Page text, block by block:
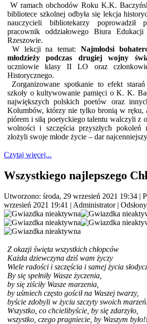
W ramach obchodów Roku K.K.
bibliotece szkolnej odbyła się lekcja
nauczycieli bibliotekarzy poprowadził
pracownik oddziałowego Biura
Rzeszowie.
W lekcji na temat: Najmłodsi
młodzieży podczas drugiej wojny
uczniowie klasy II LO oraz
Historycznego.
Zorganizowane spotkanie to efekt
szkoły o kultywowanie pamięci o K. K.
największych polskich poetów oraz
Kolumbów, którzy nie tylko bronią w ręku,
piórem i siłą poetyckiego talentu walczyli z
wolności i szczęścia przyszłych pokoleń
złożyli swoje młode życie – dar
Czytaj więcej...
Wszystkiego najlepszego
Utworzono: środa, 29 wrzesień 2021 19:34 |
wrzesień 2021 19:41 | Administrator|
Z okazji święta wszystkich chłopców
Każda dziewczyna dziś wam życzy
Wiele radości i szczęścia i samej życia
By się spełniły Wasze życzenia,
by się ziściły Wasze marzenia,
by uśmiech często gościł na Waszej twarzy,
byście zdobyli w życiu szczyty swoich marzeń.
Wszystko, co chcielibyście, by się zdarzyło,
wszystko, czego pragniecie, by Waszym